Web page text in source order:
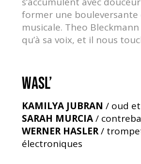
former une
musicale. Theo Bleckmann
qu’à sa voix, et il nous
WASL’
KAMILYA JUBRAN / oud
SARAH MURCIA/
WERNER HASLER/
électroniques